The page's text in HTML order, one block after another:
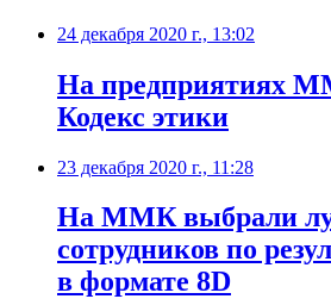
24 декабря 2020 г., 13:02
​На предприятиях
Кодекс этики
23 декабря 2020 г., 11:28
На ММК выбрали
сотрудников по
в формате 8D